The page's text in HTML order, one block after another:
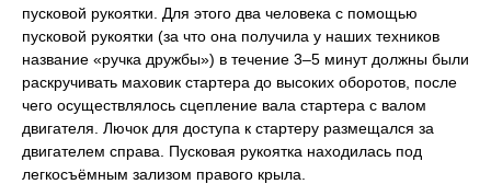
пусковой рукоятки. Для этого два человека с помощью
пусковой рукоятки (за что она получила у наших техников
название «ручка дружбы») в течение 3–5 минут должны были
раскручивать маховик стартера до высоких оборотов, после
чего осуществлялось сцепление вала стартера с валом
двигателя. Лючок для доступа к стартеру размещался за
двигателем справа. Пусковая рукоятка находилась под
легкосъёмным зализом правого крыла.